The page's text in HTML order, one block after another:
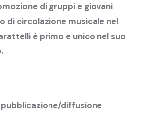
di gruppi e giovani
di circolazione musicale nel
è primo e unico nel suo
diffusione